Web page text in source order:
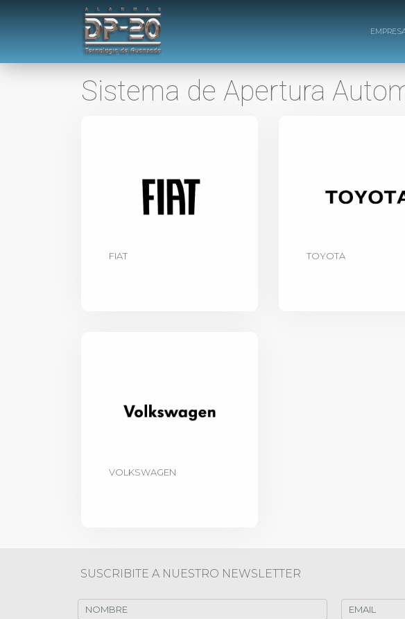
Sistema de Apertura
FIAT TOYOTA
VOLKSWAGEN
SUSCRIBITE A NUESTRO NEWSLETTER